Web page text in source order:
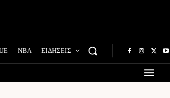
NBA ΕΙΔΗΣΕΙΣ